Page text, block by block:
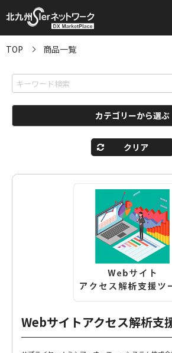
TOP 商品一覧
カテゴリーから選ぶ
クリア
Webサイトアクセス解析支